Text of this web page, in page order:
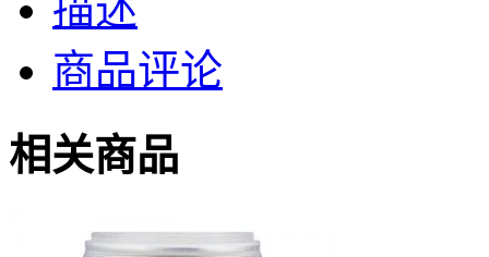
描述
商品评论
相关商品